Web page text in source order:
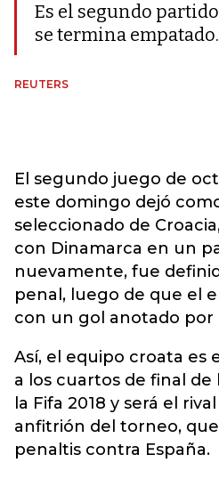
Es el segundo
se termina empatado.
REUTERS
El segundo juego de
este domingo dejó
seleccionado de
con Dinamarca en un
nuevamente, fue
penal, luego de que el
con un gol anotado por
Así, el equipo croata es
a los cuartos de final
la Fifa 2018 y será el
anfitrión del torneo,
penaltis contra España.